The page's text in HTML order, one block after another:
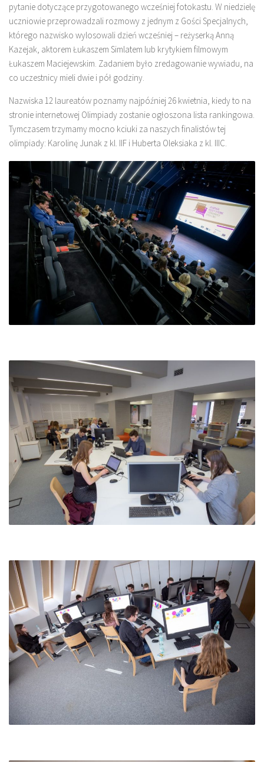
pytanie dotyczące przygotowanego wcześniej fotokastu. W niedzielę
uczniowie przeprowadzali rozmowy z jednym z Gości Specjalnych,
którego nazwisko wylosowali dzień wcześniej – reżyserką Anną
Kazejak, aktorem Łukaszem Simlatem lub krytykiem filmowym
Łukaszem Maciejewskim. Zadaniem było zredagowanie wywiadu, na
co uczestnicy mieli dwie i pół godziny.
Nazwiska 12 laureatów poznamy najpóźniej 26 kwietnia, kiedy to na
stronie internetowej Olimpiady zostanie ogłoszona lista rankingowa.
Tymczasem trzymamy mocno kciuki za naszych finalistów tej
olimpiady: Karolinę Junak z kl. IIF i Huberta Oleksiaka z kl. IIIC.